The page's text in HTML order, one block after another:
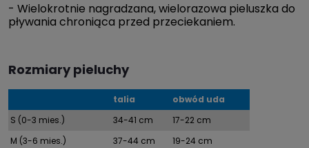
- Wielokrotnie nagradzana, wielorazowa pieluszka do
pływania chroniąca przed przeciekaniem.
Rozmiary pieluchy
talia
obwód uda
S (0-3 mies.)
34-41 cm
17-22 cm
M (3-6 mies.)
37-44 cm
19-24 cm